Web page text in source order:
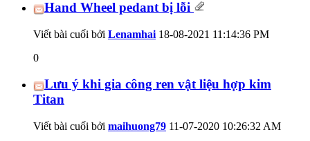
Hand Wheel pedant bị lỗi
Viết bài cuối bởi Lenamhai 18-08-2021 11:14:36 PM
0
Lưu ý khi gia công ren vật liệu hợp kim
Titan
Viết bài cuối bởi maihuong79 11-07-2020 10:26:32 AM